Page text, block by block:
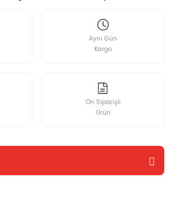
Aynı Gün
Kargo
Ön Siparişli
Ürün